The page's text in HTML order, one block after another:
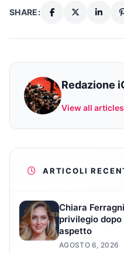
SHARE:
Redazione
View all articles
ARTICOLI
Chiara
privilegio
aspetto
AGOSTO 6, 2026